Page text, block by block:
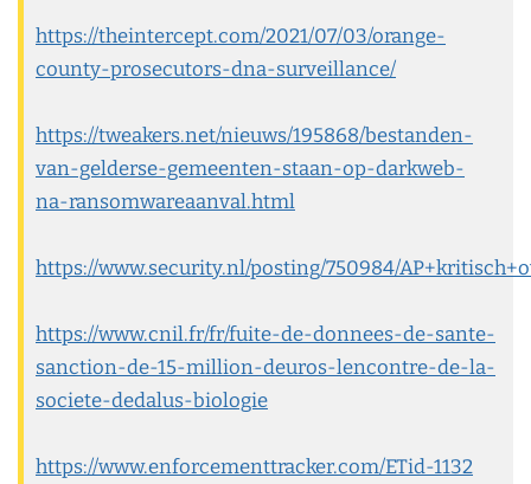
https://theintercept.com/2021/07/03/orange-
county-prosecutors-dna-surveillance/
https://tweakers.net/nieuws/195868/bestanden-
van-gelderse-gemeenten-staan-op-darkweb-
na-ransomwareaanval.html
https://www.security.nl/posting/750984/
https://www.cnil.fr/fr/fuite-de-donnees-de-sante-
sanction-de-15-million-deuros-lencontre-de-la-
societe-dedalus-biologie
https://www.enforcementtracker.com/ETid-1132